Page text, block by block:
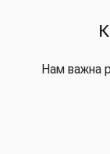
Нам важна